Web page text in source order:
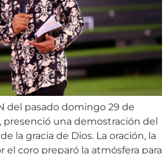
del pasado domingo 29 de
presenció una demostración del
la gracia de Dios. La oración, la
el coro preparó la atmósfera para